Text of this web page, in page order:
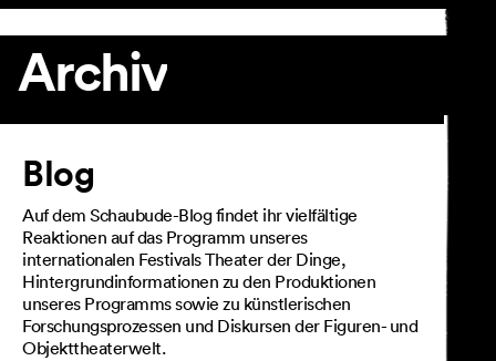
Archiv
Artikel
Blog
Auf dem Schaubude-Blog findet ihr vielfältige
Reaktionen auf das Programm unseres
internationalen Festivals Theater der Dinge,
Hintergrundinformationen zu den Produktionen
unseres Programms sowie zu künstlerischen
Forschungsprozessen und Diskursen der Figuren- und
Objekttheaterwelt.